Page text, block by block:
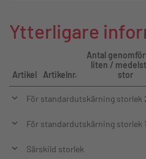
Ytterligare
Artikel Artikelnr.
Antal
liten /
stor
För standardutskärning storlek
För standardutskärning storlek
Särskild storlek